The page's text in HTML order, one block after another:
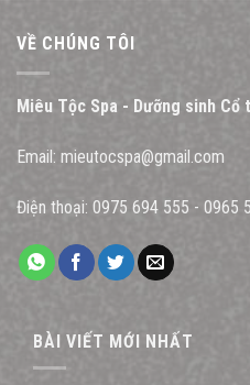
VỀ CHÚNG TÔI
Miêu Tộc Spa - Dưỡng sinh Cổ
Email: mieutocspa@gmail.com
Điện thoại: 0975 694 555 - 0965
BÀI VIẾT MỚI NHẤT